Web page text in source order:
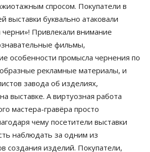
спросом. Покупатели в
выставки буквально атаковали
Привлекали внимание
фильмы,
особенности промысла чернения по
рекламные материалы, и
завода об изделиях,
выставке. А виртуозная работа
мастера-гравёра просто
чему посетители выставки
наблюдать за одним из
создания изделий. Покупатели,